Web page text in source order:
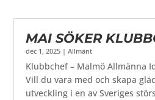
MAI SÖKER
dec 1, 2025 |Allmänt
Klubbchef – Malmö Allmänna
Vill du vara med och skapa
utveckling i en av Sveriges